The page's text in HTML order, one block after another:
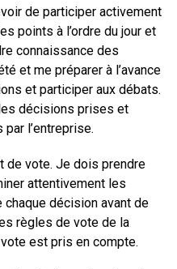
de participer activement
points à l’ordre du jour et
connaissance des
et me préparer à l’avance
et participer aux débats.
décisions prises et
l’entreprise.
de vote. Je dois prendre
attentivement les
décision avant de
règles de vote de la
est pris en compte.